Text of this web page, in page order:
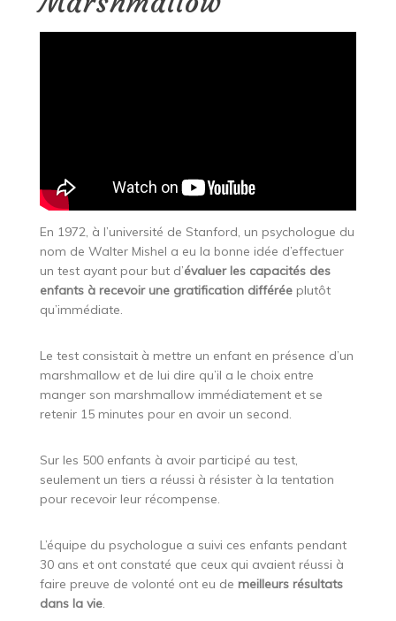
En 1972, à l’université de Stanford, un psychologue du
nom de Walter Mishel a eu la bonne idée d’effectuer
un test ayant pour but d’évaluer les capacités des
enfants à recevoir une gratification différéeplutôt
qu’immédiate.
Le test consistait à mettre un enfant en présence d’un
marshmallow et de lui dire qu’il a le choix entre
manger son marshmallow immédiatement et se
retenir 15 minutes pour en avoir un second.
Sur les 500 enfants à avoir participé au test,
seulement un tiers a réussi à résister à la tentation
pour recevoir leur récompense.
L’équipe du psychologue a suivi ces enfants pendant
30 ans et ont constaté que ceux qui avaient réussi à
faire preuve de volonté ont eu de meilleurs résultats
dans la vie.